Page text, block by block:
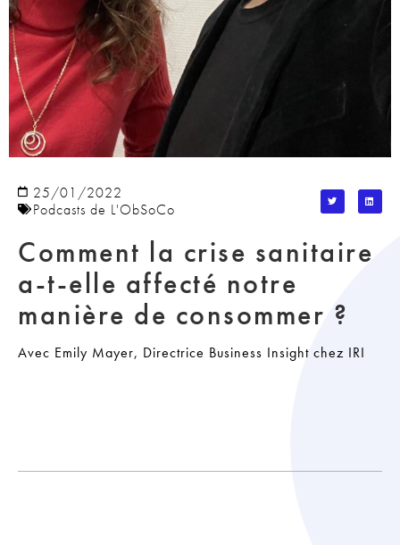
25/01/2022
Podcasts de L'ObSoCo
Comment la crise sanitaire
a-t-elle affecté notre
manière de consommer ?
Avec Emily Mayer, Directrice Business Insight chez IRI